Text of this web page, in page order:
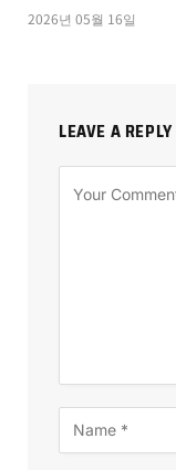
2026년 05월 16일
LEAVE A REPLY